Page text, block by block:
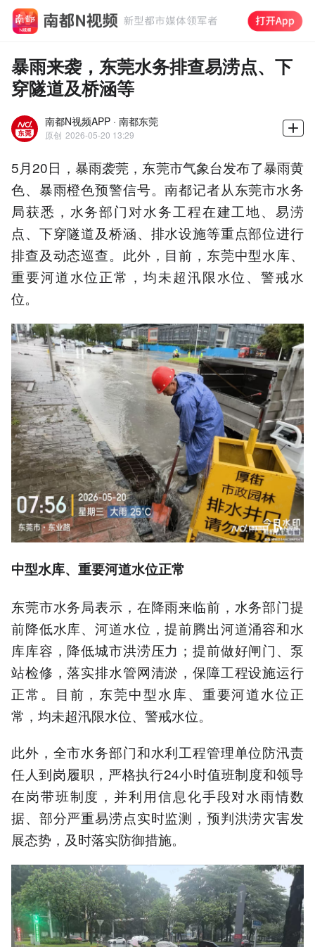
暴雨来袭，东莞水务排查易涝点、下
穿隧道及桥涵等
南都N视频APP · 南都东莞
原创 2026-05-20 13:29
5月20日，暴雨袭莞，东莞市气象台发布了暴雨黄
色、暴雨橙色预警信号。南都记者从东莞市水务
局获悉，水务部门对水务工程在建工地、易涝
点、下穿隧道及桥涵、排水设施等重点部位进行
排查及动态巡查。此外，目前，东莞中型水库、
重要河道水位正常，均未超汛限水位、警戒水
位。
中型水库、重要河道水位正常
东莞市水务局表示，在降雨来临前，水务部门提
前降低水库、河道水位，提前腾出河道涌容和水
库库容，降低城市洪涝压力；提前做好闸门、泵
站检修，落实排水管网清淤，保障工程设施运行
正常。目前，东莞中型水库、重要河道水位正
常，均未超汛限水位、警戒水位。
此外，全市水务部门和水利工程管理单位防汛责
任人到岗履职，严格执行24小时值班制度和领导
在岗带班制度，并利用信息化手段对水雨情数
据、部分严重易涝点实时监测，预判洪涝灾害发
展态势，及时落实防御措施。